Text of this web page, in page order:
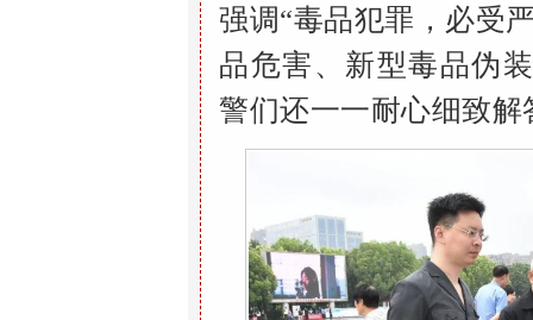
强调“毒品犯罪，必受
品危害、新型毒品伪
警们还一一耐心细致解